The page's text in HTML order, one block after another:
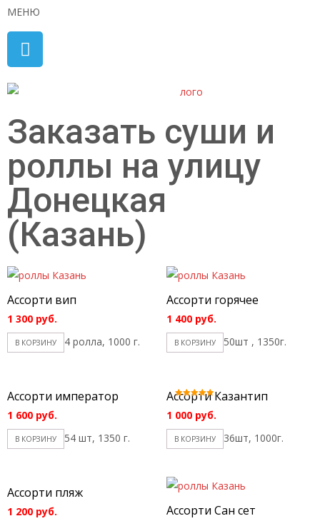
МЕНЮ
Заказать суши и
роллы на улицу
Донецкая
(Казань)
Ассорти вип
1 300 руб.
В КОРЗИНУ 4 ролла, 1000 г.
Ассорти горячее
1 400 руб.
В КОРЗИНУ 50шт , 1350г.
Ассорти император
1 600 руб.
В КОРЗИНУ 54 шт, 1350 г.
Ассорти Казантип
Оценка
из 5
1 000 руб.
В КОРЗИНУ 36шт, 1000г.
Ассорти пляж
1 200 руб. Ассорти Сан сет